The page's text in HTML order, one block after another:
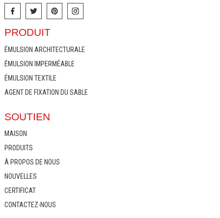
PRODUIT
ÉMULSION ARCHITECTURALE
ÉMULSION IMPERMÉABLE
ÉMULSION TEXTILE
AGENT DE FIXATION DU SABLE
SOUTIEN
MAISON
PRODUITS
À PROPOS DE NOUS
NOUVELLES
CERTIFICAT
CONTACTEZ-NOUS